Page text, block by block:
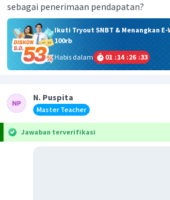
sebagai penerimaan pendapatan?
Ikuti Tryout SNBT & Menangkan
100rb
Habis dalam
01 :14 :26 :33
N. Puspita
Master Teacher
Jawaban terverifikasi